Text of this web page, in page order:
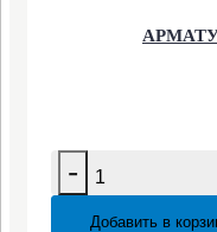
-
Добавить в